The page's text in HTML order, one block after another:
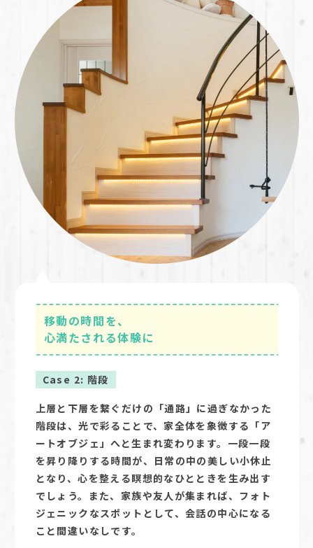
移動の時間を、
心満たされる体験に
Case 2: 階段
上層と下層を繋ぐだけの「通路」に過ぎなかった
階段は、光で彩ることで、家全体を象徴する「ア
ートオブジェ」へと生まれ変わります。一段一段
を昇り降りする時間が、日常の中の美しい小休止
となり、心を整える瞑想的なひとときを生み出す
でしょう。また、家族や友人が集まれば、フォト
ジェニックなスポットとして、会話の中心になる
こと間違いなしです。